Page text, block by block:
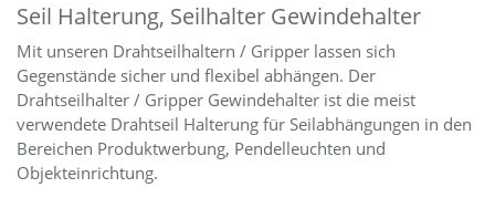
Seil Halterung, Seilhalter Gewindehalter
Mit unseren Drahtseilhaltern / Gripper lassen sich
Gegenstände sicher und flexibel abhängen. Der
Drahtseilhalter / Gripper Gewindehalter ist die meist
verwendete Drahtseil Halterung für Seilabhängungen in den
Bereichen Produktwerbung, Pendelleuchten und
Objekteinrichtung.